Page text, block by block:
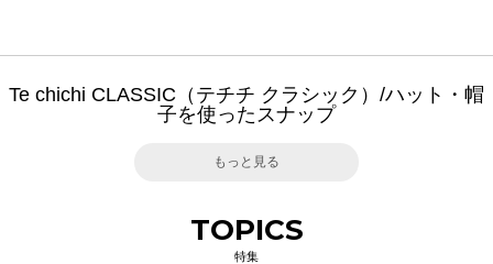
Te chichi CLASSIC（テチチ クラシック）/ハット・帽
子を使ったスナップ
もっと見る
TOPICS
特集